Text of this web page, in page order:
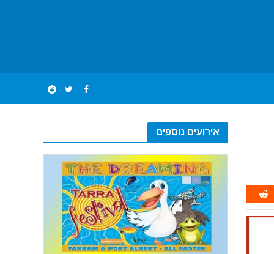
אירועים נוספים